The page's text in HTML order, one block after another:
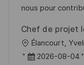
h
u
n
g
V
r
ö
f
nous pour
Chef de projet
O
r
Élancourt,
D 2026-08-04